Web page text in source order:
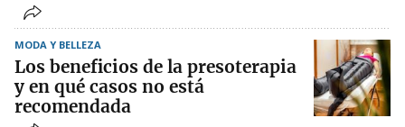
MODA Y BELLEZA
Los beneficios de la presoterapia
y en qué casos no está
recomendada